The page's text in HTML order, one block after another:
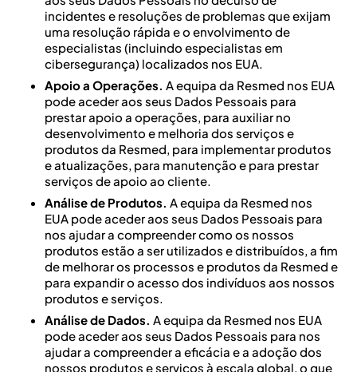
incidentes e resoluções de problemas que exijam
uma resolução rápida e o envolvimento de
especialistas (incluindo especialistas em
cibersegurança) localizados nos EUA.
Apoio a Operações. A equipa da Resmed nos EUA
pode aceder aos seus Dados Pessoais para
prestar apoio a operações, para auxiliar no
desenvolvimento e melhoria dos serviços e
produtos da Resmed, para implementar produtos
e atualizações, para manutenção e para prestar
serviços de apoio ao cliente.
Análise de Produtos. A equipa da Resmed nos
EUA pode aceder aos seus Dados Pessoais para
nos ajudar a compreender como os nossos
produtos estão a ser utilizados e distribuídos, a fim
de melhorar os processos e produtos da Resmed e
para expandir o acesso dos indivíduos aos nossos
produtos e serviços.
Análise de Dados. A equipa da Resmed nos EUA
pode aceder aos seus Dados Pessoais para nos
ajudar a compreender a eficácia e a adoção dos
nossos produtos e serviços à escala global, o que